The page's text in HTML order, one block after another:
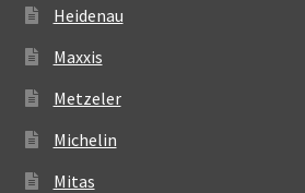
Heidenau
Maxxis
Metzeler
Michelin
Mitas